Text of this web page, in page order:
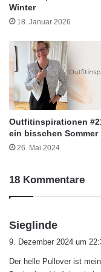
Winter
18. Januar 2026
Outfitinspirationen
ein bisschen Sommer
26. Mai 2024
18 Kommentare
Sieglinde
t
9. Dezember 2024 um
Der helle Pullover ist